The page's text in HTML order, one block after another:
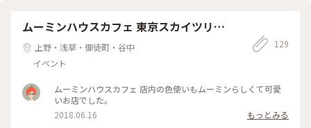
こうサラサラしてたなぁ🤔 メニューや店内はお洒落だけど、ガ
ヤガヤしててファミレスみたいな雰囲気でした(笑) そういう意
味では、入りやすい🤭 #蔵前カフェ #台東区カフェ #浅草カフ
ェ #東京カフェ #38_カフェ巡り
ムーミンハウスカフェ 東京スカイツリ
ー・タウン ソラマチ店
上野・浅草・御徒町・谷中
イベント
129
ムーミンハウスカフェ 店内の色使いもムーミンらしくて可愛
いお店でした。
2018.06.16
もっとみる